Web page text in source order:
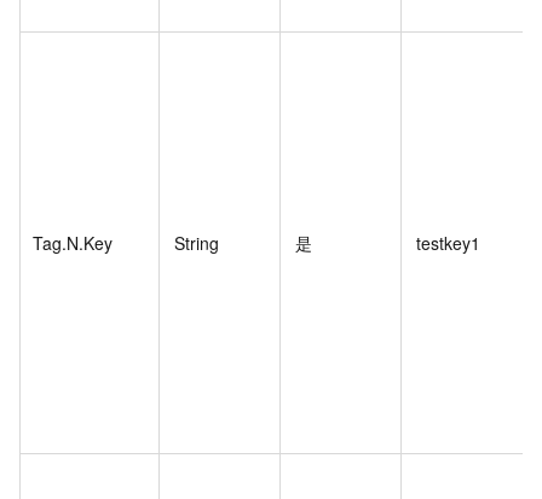
Tag.N.Key String 是 testkey1